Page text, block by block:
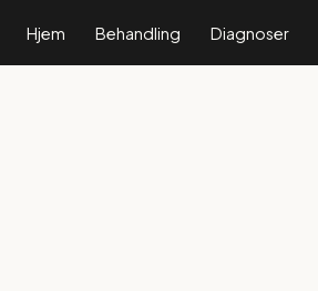
Hjem Behandling Diagnoser